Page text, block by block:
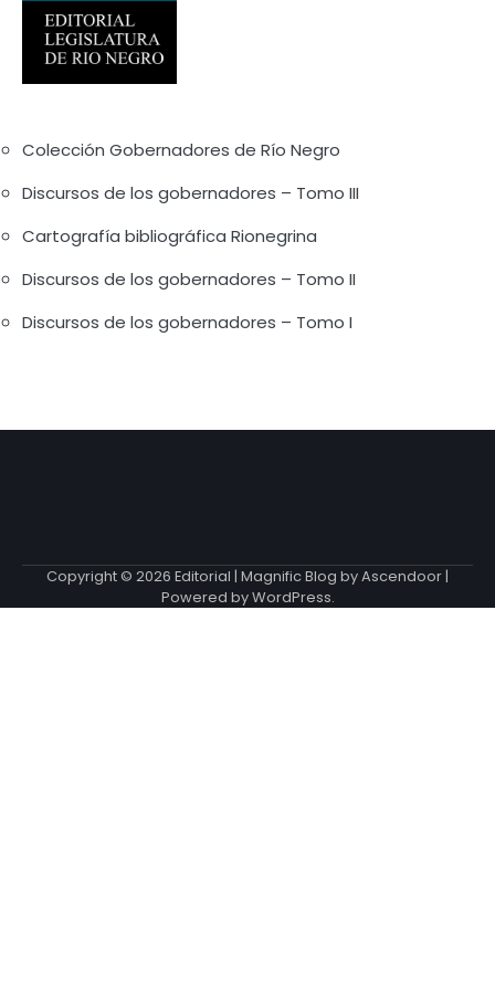
Colección Gobernadores de Río Negro
Discursos de los gobernadores – Tomo III
Cartografía bibliográfica Rionegrina
Discursos de los gobernadores – Tomo II
Discursos de los gobernadores – Tomo I
Copyright © 2026 Editorial | Magnific Blog byAscendoor|
Powered byWordPress.